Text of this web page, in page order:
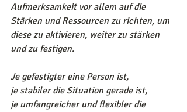
Aufmerksamkeit vor allem auf die
Stärken und Ressourcen zu richten, um
diese zu aktivieren, weiter zu stärken
und zu festigen.
Je gefestigter eine Person ist,
je stabiler die Situation gerade ist,
je umfangreicher und flexibler die